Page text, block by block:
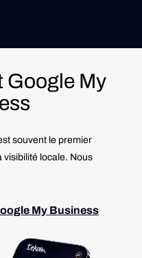
Google My
souvent le premier
visibilité locale. Nous
My Business